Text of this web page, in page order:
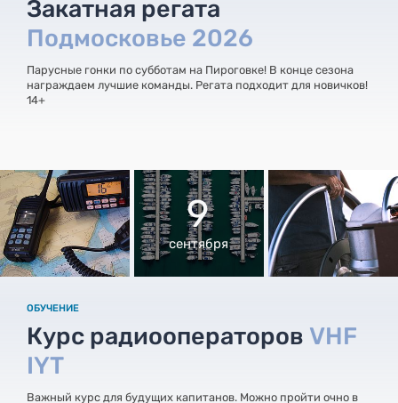
Закатная регата
Подмосковье 2026
Парусные гонки по субботам на Пироговке! В конце сезона
награждаем лучшие команды. Регата подходит для новичков!
14+
9
сентября
ОБУЧЕНИЕ
Курс радиооператоров VHF
IYT
Важный курс для будущих капитанов. Можно пройти очно в